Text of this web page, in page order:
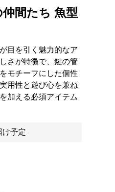
間たち 魚型
目を引く魅力的なア
さが特徴で、鍵の管
モチーフにした個性
用性と遊び心を兼ね
加える必須アイテム
け予定